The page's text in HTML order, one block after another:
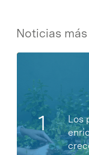
Noticias
Los